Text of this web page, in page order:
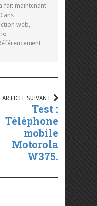
fait maintenant
ans
web,
le
ARTICLE SUIVANT
Test :
Téléphone
mobile
Motorola
W375.